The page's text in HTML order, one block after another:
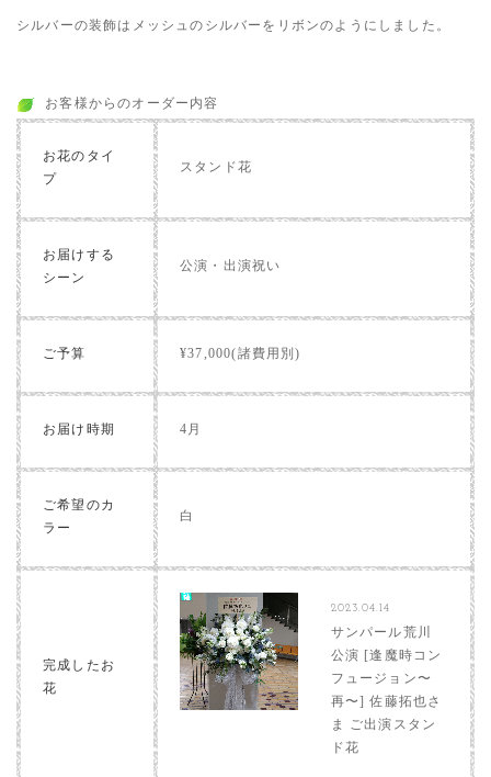
シルバーの装飾はメッシュのシルバーをリボンのようにしました。
お客様からのオーダー内容
お花のタイ
プ
スタンド花
お届けする
シーン
公演・出演祝い
ご予算 ¥37,000(諸費用別)
お届け時期 4月
ご希望のカ
ラー
白
完成したお
花
2023.04.14
サンパール荒川
公演 [逢魔時コン
フュージョン〜
再〜] 佐藤拓也さ
ま ご出演スタン
ド花